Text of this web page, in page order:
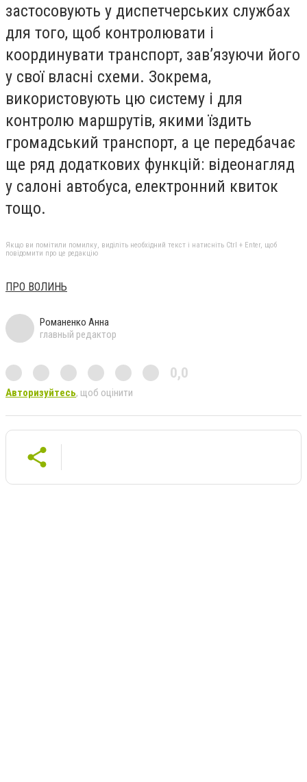
застосовують у диспетчерських службах
для того, щоб контролювати і
координувати транспорт, зав’язуючи його
у свої власні схеми. Зокрема,
використовують цю систему і для
контролю маршрутів, якими їздить
громадський транспорт, а це передбачає
ще ряд додаткових функцій: відеонагляд
у салоні автобуса, електронний квиток
тощо.
Якщо ви помітили помилку, виділіть необхідний текст і натисніть Ctrl + Enter, щоб
повідомити про це редакцію
ПРО ВОЛИНЬ
Романенко Анна
главный редактор
0,0
Авторизуйтесь, щоб оцінити